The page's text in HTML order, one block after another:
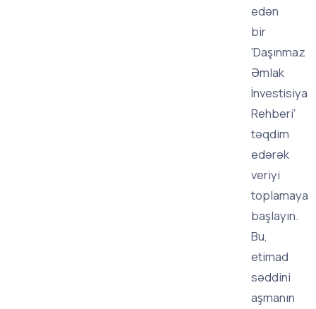
edən
bir
'Daşınmaz
Əmlak
İnvestisiya
Rehberi'
təqdim
edərək
veriyi
toplamaya
başlayın.
Bu,
etimad
səddini
aşmanın